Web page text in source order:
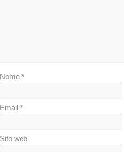
Nome *
Email *
Sito web